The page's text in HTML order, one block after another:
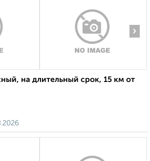
›
на длительный срок, 15 км от